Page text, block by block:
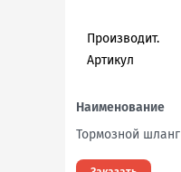
Производит.
Артикул
Наименование
Тормозной шланг